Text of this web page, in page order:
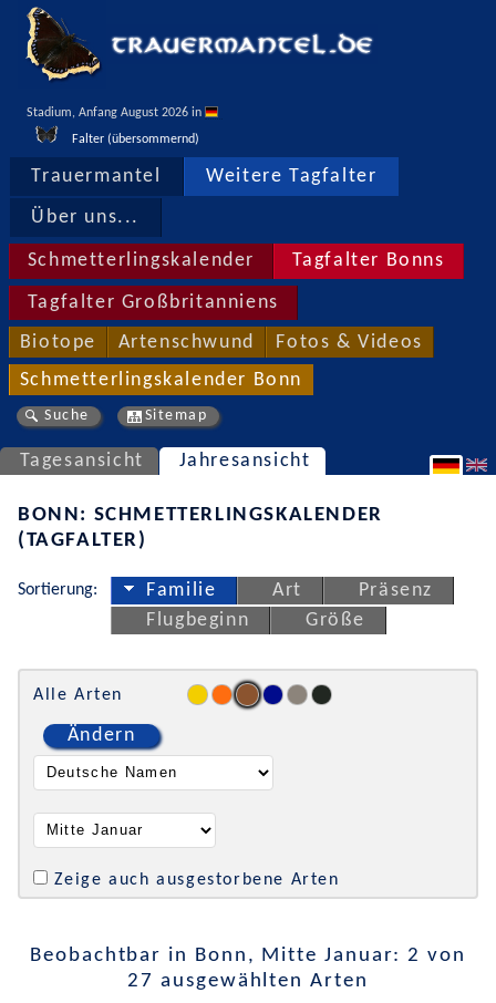
Stadium, Anfang August 2026 in
Falter (übersommernd)
Trauermantel Weitere Tagfalter
Über uns...
Schmetterlingskalender Tagfalter Bonns
Tagfalter Großbritanniens
Biotope Artenschwund Fotos & Videos
Schmetterlingskalender Bonn
Suche Sitemap
Tagesansicht Jahresansicht
BONN: SCHMETTERLINGSKALENDER
(TAGFALTER)
Sortierung: Familie Art
Präsenz
Flugbeginn
Größe
Alle Arten
Ändern
Zeige auch ausgestorbene Arten
Beobachtbar in Bonn, Mitte Januar: 2 von
27 ausgewählten Arten